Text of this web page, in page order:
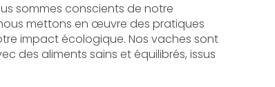
sommes conscients de notre
mettons en œuvre des pratiques
impact écologique. Nos vaches sont
des aliments sains et équilibrés, issus